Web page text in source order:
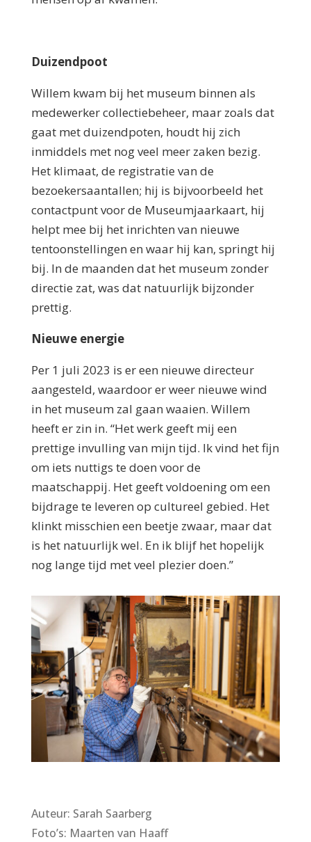
Duizendpoot
Willem kwam bij het museum binnen als
medewerker collectiebeheer, maar zoals dat
gaat met duizendpoten, houdt hij zich
inmiddels met nog veel meer zaken bezig.
Het klimaat, de registratie van de
bezoekersaantallen; hij is bijvoorbeeld het
contactpunt voor de Museumjaarkaart, hij
helpt mee bij het inrichten van nieuwe
tentoonstellingen en waar hij kan, springt hij
bij. In de maanden dat het museum zonder
directie zat, was dat natuurlijk bijzonder
prettig.
Nieuwe energie
Per 1 juli 2023 is er een nieuwe directeur
aangesteld, waardoor er weer nieuwe wind
in het museum zal gaan waaien. Willem
heeft er zin in. “Het werk geeft mij een
prettige invulling van mijn tijd. Ik vind het fijn
om iets nuttigs te doen voor de
maatschappij. Het geeft voldoening om een
bijdrage te leveren op cultureel gebied. Het
klinkt misschien een beetje zwaar, maar dat
is het natuurlijk wel. En ik blijf het hopelijk
nog lange tijd met veel plezier doen.”
Auteur: Sarah Saarberg
Foto’s: Maarten van Haaff